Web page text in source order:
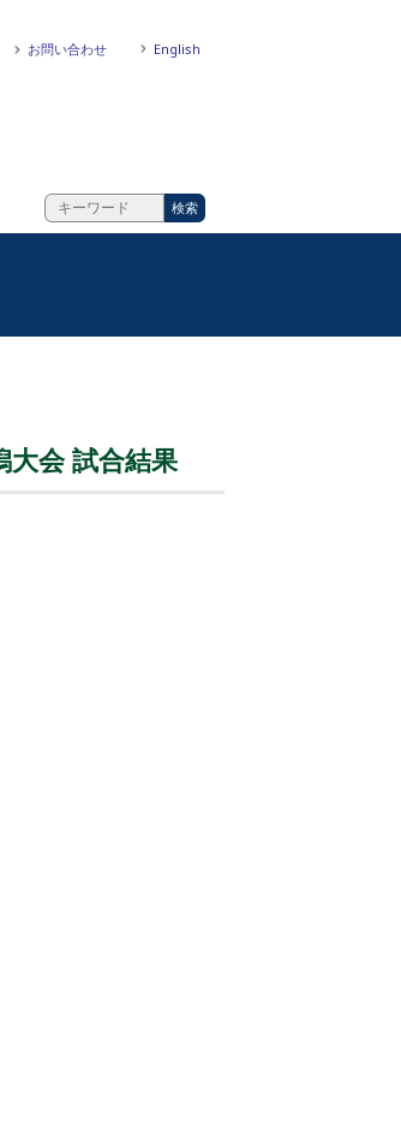
お問い合わせ English
会 試合結果